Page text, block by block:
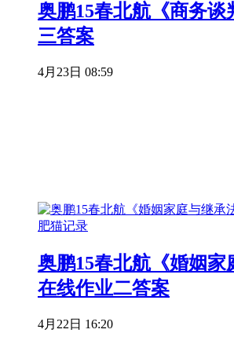
奥鹏15春北航《商务谈
三答案
4月23日 08:59
奥鹏15春北航《婚姻家
在线作业二答案
4月22日 16:20